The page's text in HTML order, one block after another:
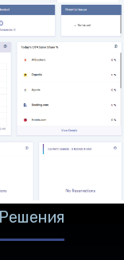
Решения